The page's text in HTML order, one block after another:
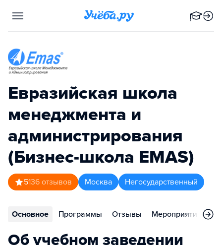
Евразийская школа
менеджмента и
администрирования
(Бизнес-школа EMAS)
5136 отзывов Москва Негосударственный
Основное Программы Отзывы Мероприятия
Об учебном заведении